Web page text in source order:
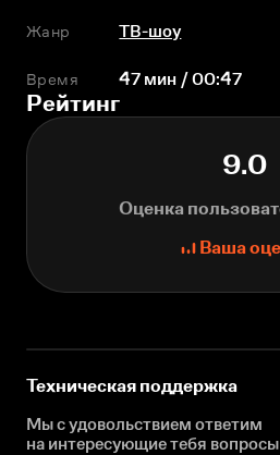
Жанр ТВ-шоу
Время 47 мин / 00:47
Рейтинг
9.0
Оценка
Ваша
Техническая поддержка
Мы с удовольствием ответим
на интересующиетебя вопросы